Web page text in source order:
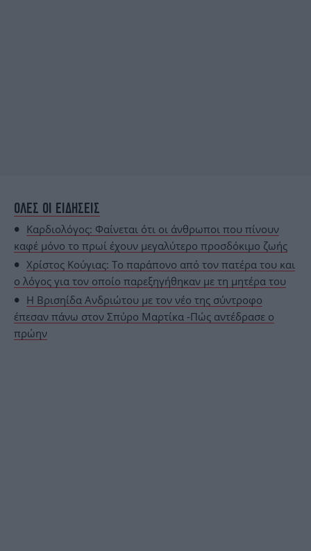
ΟΛΕΣ ΟΙ ΕΙΔΗΣΕΙΣ
Καρδιολόγος: Φαίνεται ότι οι άνθρωποι που πίνουν
καφέ μόνο το πρωί έχουν μεγαλύτερο προσδόκιμο ζωής
Χρίστος Κούγιας: Το παράπονο από τον πατέρα του και
ο λόγος για τον οποίο παρεξηγήθηκαν με τη μητέρα του
Η Βρισηίδα Ανδριώτου με τον νέο της σύντροφο
έπεσαν πάνω στον Σπύρο Μαρτίκα -Πώς αντέδρασε ο
πρώην